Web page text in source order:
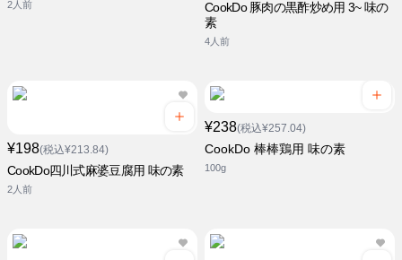
2人前
CookDo 豚肉の黒酢炒め用 3~ 味の
素
4人前
¥198(税込¥213.84)
CookDo四川式麻婆豆腐用 味の素
2人前
¥238(税込¥257.04)
CookDo 棒棒鶏用 味の素
100g